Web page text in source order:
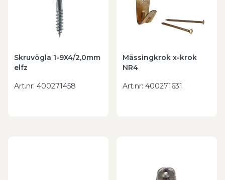
Skruvögla 1-9X4/2,0mm
elfz
Art.nr: 400271458
Mässingkrok x-krok
NR4
Art.nr: 400271631